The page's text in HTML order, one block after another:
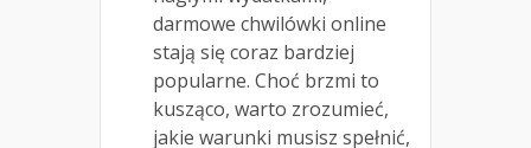
darmowe chwilówki online
stają się coraz bardziej
popularne. Choć brzmi to
kusząco, warto zrozumieć,
jakie warunki musisz spełnić,